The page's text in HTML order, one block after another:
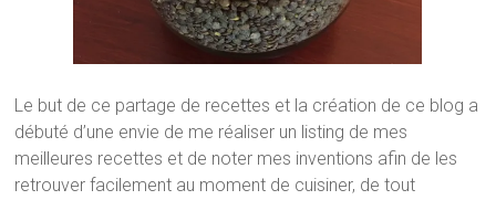
Le but de ce partage de recettes et la création de ce blog a
débuté d’une envie de me réaliser un listing de mes
meilleures recettes et de noter mes inventions afin de les
retrouver facilement au moment de cuisiner, de tout